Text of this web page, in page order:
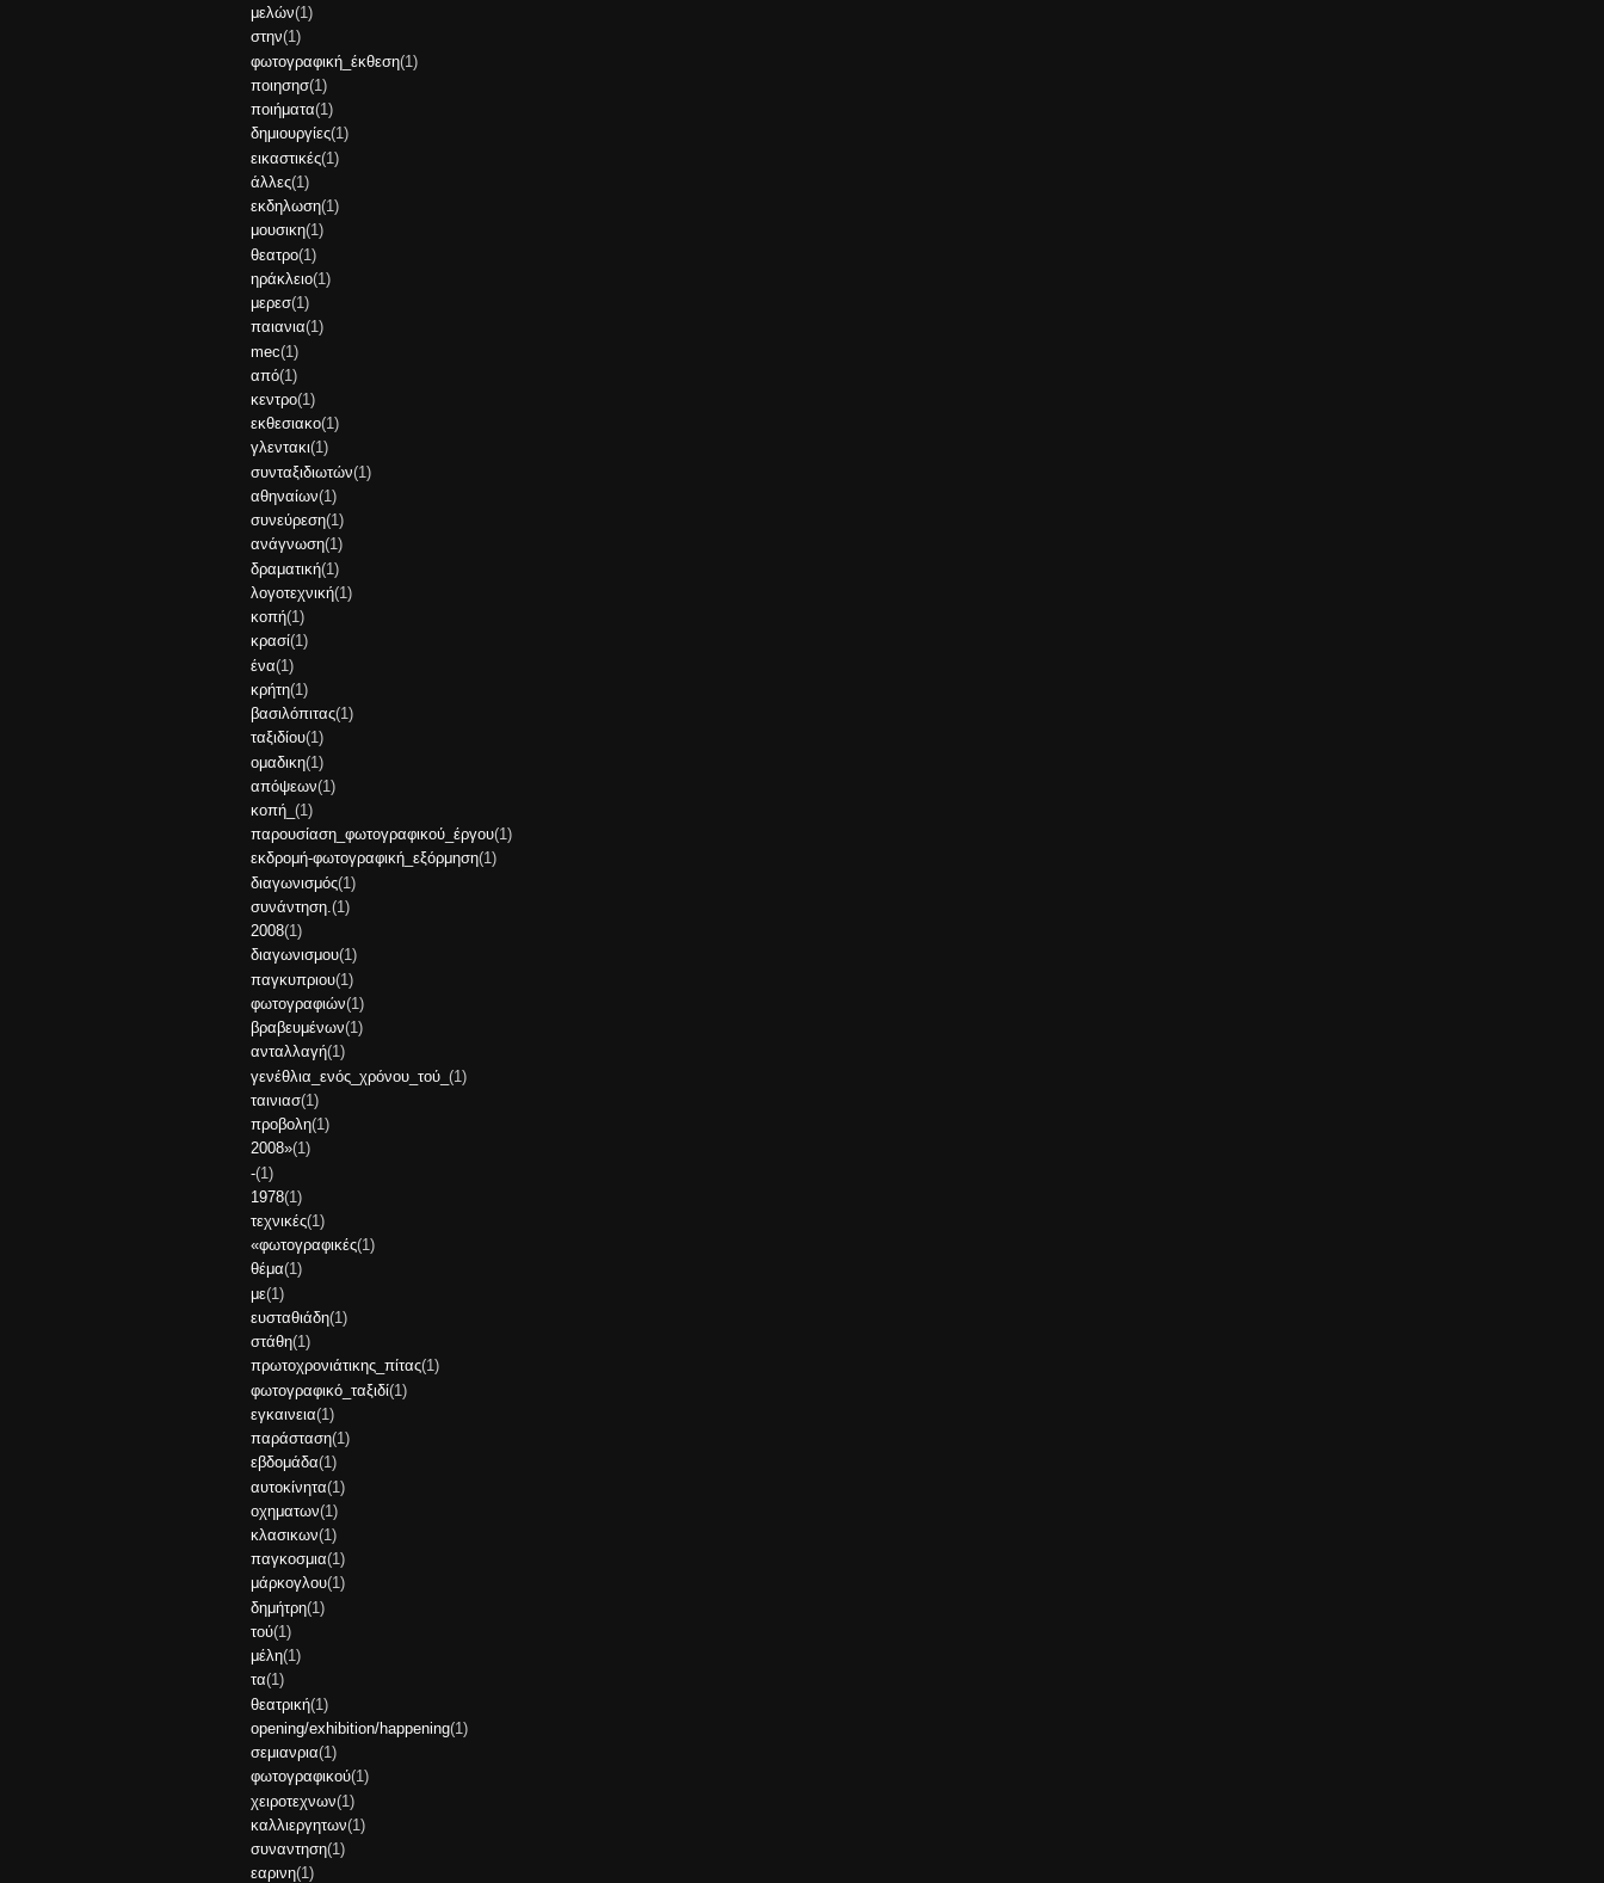
μελών(1)
στην(1)
φωτογραφική_έκθεση(1)
ποιησησ(1)
ποιήματα(1)
δημιουργίες(1)
εικαστικές(1)
άλλες(1)
εκδηλωση(1)
μουσικη(1)
θεατρο(1)
ηράκλειο(1)
μερεσ(1)
παιανια(1)
mec(1)
από(1)
κεντρο(1)
εκθεσιακο(1)
γλεντακι(1)
συνταξιδιωτών(1)
αθηναίων(1)
συνεύρεση(1)
ανάγνωση(1)
δραματική(1)
λογοτεχνική(1)
κοπή(1)
κρασί(1)
ένα(1)
κρήτη(1)
βασιλόπιτας(1)
ταξιδίου(1)
ομαδικη(1)
απόψεων(1)
κοπή_ (1)
παρουσίαση_φωτογραφικού_έργου(1)
εκδρομή-φωτογραφική_εξόρμηση(1)
διαγωνισμός(1)
συνάντηση. (1)
2008(1)
διαγωνισμου(1)
παγκυπριου(1)
φωτογραφιών(1)
βραβευμένων(1)
ανταλλαγή(1)
γενέθλια_ενός_χρόνου_τού_ (1)
ταινιασ(1)
προβολη(1)
2008»(1)
-(1)
1978(1)
τεχνικές(1)
«φωτογραφικές(1)
θέμα(1)
με(1)
ευσταθιάδη(1)
στάθη(1)
πρωτοχρονιάτικης_πίτας(1)
φωτογραφικό_ταξιδί(1)
εγκαινεια(1)
παράσταση(1)
εβδομάδα(1)
αυτοκίνητα(1)
οχηματων(1)
κλασικων(1)
παγκοσμια(1)
μάρκογλου(1)
δημήτρη(1)
τού(1)
μέλη(1)
τα(1)
θεατρική(1)
opening/exhibition/happening(1)
σεμιανρια(1)
φωτογραφικού(1)
χειροτεχνων(1)
καλλιεργητων(1)
συναντηση(1)
εαρινη(1)